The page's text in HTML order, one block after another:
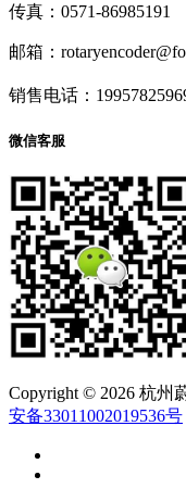
传真：0571-86985191
邮箱：
销售电话：
微信客服
Copyright © 2026 杭州
安备33011002019536号